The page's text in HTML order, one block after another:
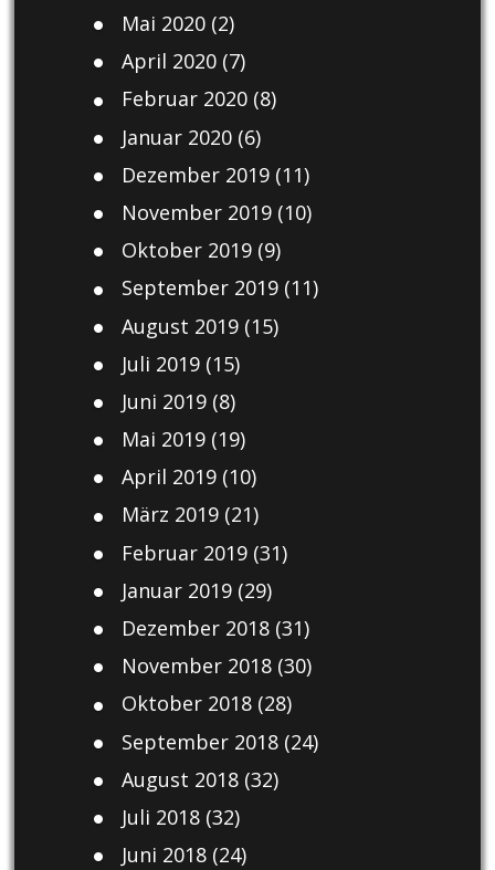
Mai 2020(2)
April 2020(7)
Februar 2020(8)
Januar 2020(6)
Dezember 2019(11)
November 2019(10)
Oktober 2019(9)
September 2019(11)
August 2019(15)
Juli 2019(15)
Juni 2019(8)
Mai 2019(19)
April 2019(10)
März 2019(21)
Februar 2019(31)
Januar 2019(29)
Dezember 2018(31)
November 2018(30)
Oktober 2018(28)
September 2018(24)
August 2018(32)
Juli 2018(32)
Juni 2018(24)